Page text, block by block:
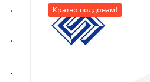
Кратно поддонам!